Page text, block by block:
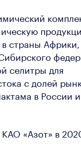
в страны
селитры для
с долей
в России
«Азот» в